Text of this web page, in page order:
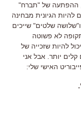
ההפתעה של "תברח"
להיות הגיונית מבחינה
שלטים" שייכים
לא פשוטה
להיות שזכייה של
יותר. אבל אני
האישי שלי: